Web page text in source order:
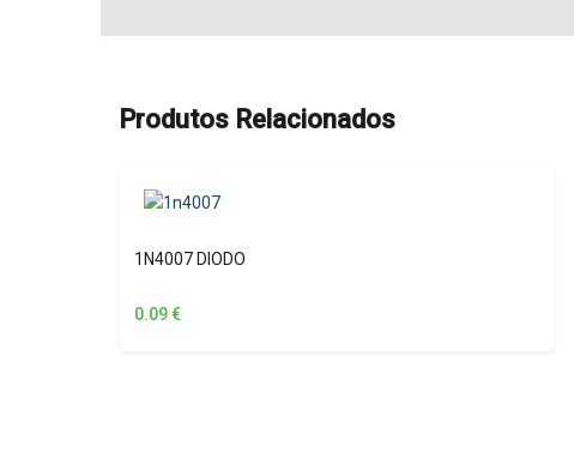
Produtos Relacionados
1N4007 DIODO
0.09€